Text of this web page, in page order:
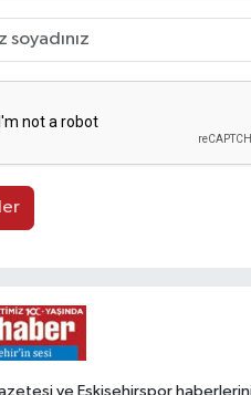
ve Eskişehirspor